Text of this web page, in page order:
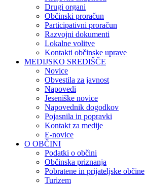
Drugi organi
Občinski proračun
Participativni proračun
Razvojni dokumenti
Lokalne volitve
Kontakti občinske uprave
MEDIJSKO SREDIŠČE
Novice
Obvestila za javnost
Napovedi
Jeseniške novice
Napovednik dogodkov
Pojasnila in popravki
Kontakt za medije
E-novice
O OBČINI
Podatki o občini
Občinska priznanja
Pobratene in prijateljske občine
Turizem